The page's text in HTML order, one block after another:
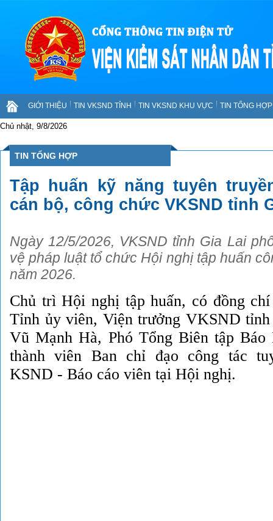
GIỚI THIỆU TIN VKSND TỈNH TIN VKSND KHU VỰC TIN TỔNG
Chủ nhật, 9/8/2026
TIN TỔNG HỢP
Tập huấn kỹ năng tuyên
cán bộ, công chức VKSND tỉnh
Ngày 12/5/2026, VKSND tỉnh Gia Lai
vệ pháp luật tổ chức Hội nghị tập huấn
năm 2026.
Chủ trì Hội nghị tập huấn, có đồng
Tỉnh ủy viên, Viện trưởng VKSND
Vũ Mạnh Hà, Phó Tổng Biên tập Báo
thành viên Ban chỉ đạo công tác
KSND - Báo cáo viên tại Hội nghị.